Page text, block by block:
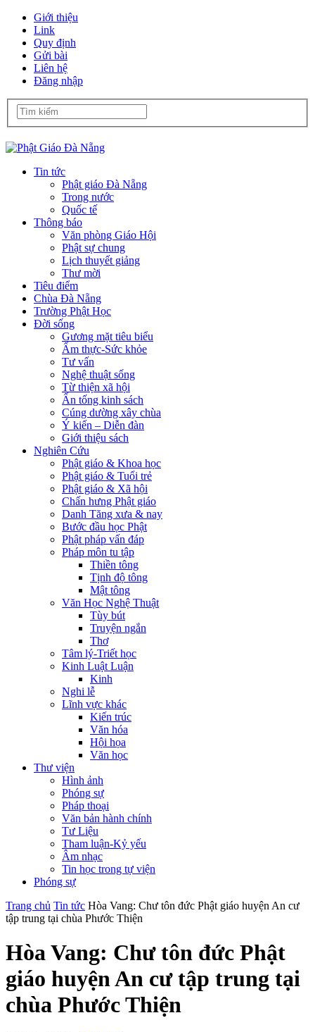
Giới thiệu
Link
Quy định
Gửi bài
Liên hệ
Đăng nhập
Tin tức
Phật giáo Đà Nẵng
Trong nước
Quốc tế
Thông báo
Văn phòng Giáo Hội
Phật sự chung
Lịch thuyết giảng
Thư mời
Tiêu điểm
Chùa Đà Nẵng
Trường Phật Học
Đời sống
Gương mặt tiêu biểu
Ẩm thực-Sức khỏe
Tư vấn
Nghệ thuật sống
Từ thiện xã hội
Ấn tống kinh sách
Cúng dường xây chùa
Ý kiến – Diễn đàn
Giới thiệu sách
Nghiên Cứu
Phật giáo & Khoa học
Phật giáo & Tuổi trẻ
Phật giáo & Xã hội
Chấn hưng Phật giáo
Danh Tăng xưa & nay
Bước đầu học Phật
Phật pháp vấn đáp
Pháp môn tu tập
Thiền tông
Tịnh độ tông
Mật tông
Văn Học Nghệ Thuật
Tùy bút
Truyện ngắn
Thơ
Tâm lý-Triết học
Kinh Luật Luận
Kinh
Nghi lễ
Lĩnh vực khác
Kiến trúc
Văn hóa
Hội họa
Văn học
Thư viện
Hình ảnh
Phóng sự
Pháp thoại
Văn bản hành chính
Tư Liệu
Tham luận-Kỷ yếu
Âm nhạc
Tin học trong tự viện
Phóng sự
Trang chủ Tin tức Hòa Vang: Chư tôn đức Phật giáo huyện An cư
tập trung tại chùa Phước Thiện
Hòa Vang: Chư tôn đức Phật
giáo huyện An cư tập trung tại
chùa Phước Thiện